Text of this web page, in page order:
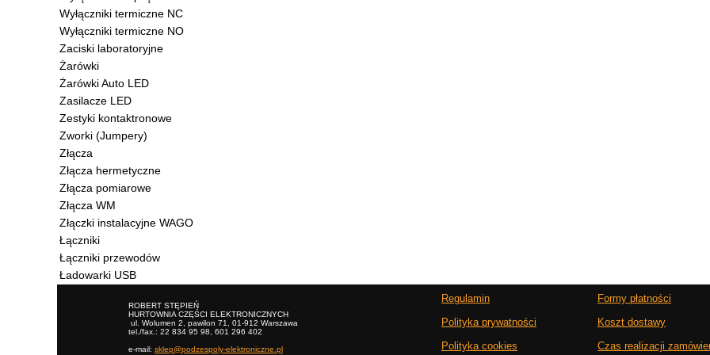
Wyłączniki termiczne NC
Wyłączniki termiczne NO
Zaciski laboratoryjne
Żarówki
Żarówki Auto LED
Zasilacze LED
Zestyki kontaktronowe
Zworki (Jumpery)
Złącza
Złącza hermetyczne
Złącza pomiarowe
Złącza WM
Złączki instalacyjne WAGO
Łączniki
Łączniki przewodów
Ładowarki USB
ROBERT STĘPIEŃ
HURTOWNIA CZĘŚCI ELEKTRONICZNYCH
ul. Wolumen 2, pawilon 71, 01-912 Warszawa
tel./fax.: 22 834 95 98, 601 296 402
e-mail: sklep@podzespoly-elektroniczne.pl
Regulamin
Polityka prywatności
Polityka cookies
Formy płatności
Koszt dostawy
Czas realizacji